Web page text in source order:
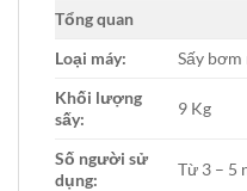
Tổng quan
Loại máy:
Sấy
Khối lượng
sấy:
9 Kg
Số người sử
dụng:
Từ 3 – 5